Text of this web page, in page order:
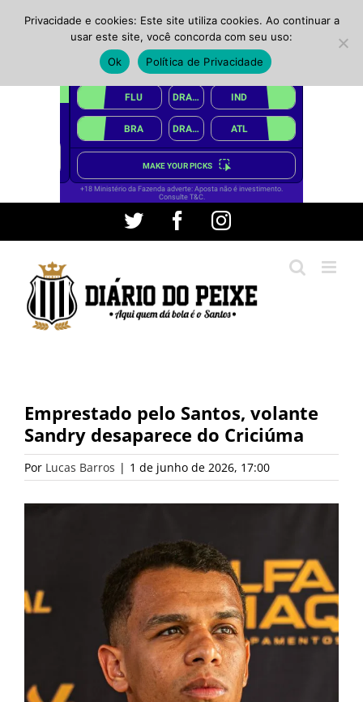
conteúdo
Twitter FacebookInstagram
Emprestado pelo Santos, volante
Sandry desaparece do Criciúma
Por Lucas Barros | 1 de junho de 2026, 17:00
Privacidade e cookies: Este site utiliza cookies. Ao continuar a
usar este site, você concorda com seu uso:
Ok
Política de Privacidade